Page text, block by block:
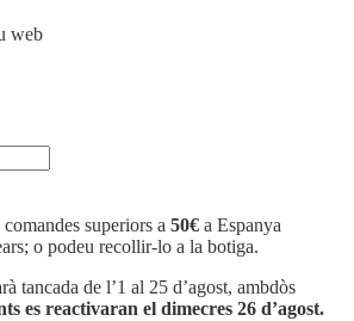
web
comandes superiors a 50€ a Espanya
o podeu recollir-lo a la botiga.
tancada de l’1 al 25 d’agost, ambdòs
es reactivaran el dimecres 26 d’agost.